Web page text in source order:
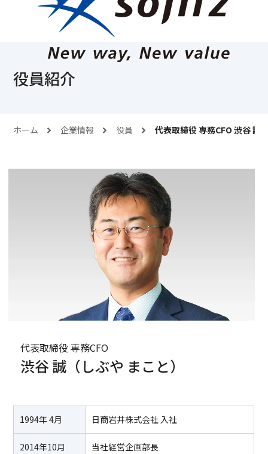
役員紹介
ホーム 企業情報 役員 代表取締役 専務CFO 渋谷 誠
代表取締役 専務CFO
渋谷 誠 （しぶや まこと）
1994年 4月 日商岩井株式会社 入社
2014年10月 当社経営企画部長